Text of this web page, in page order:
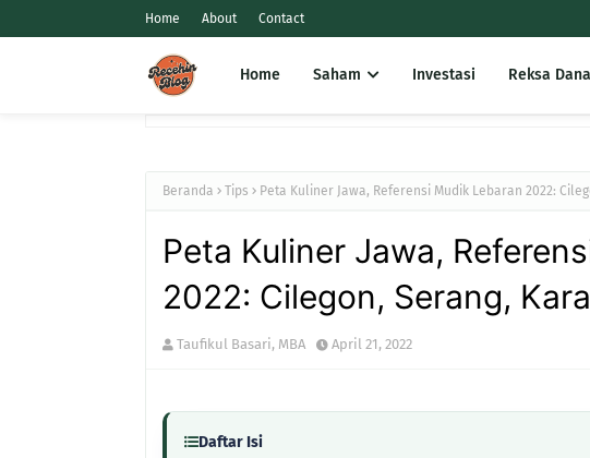
Home About Contact
Home Saham Investasi Reksa Dana
Beranda Tips Peta Kuliner Jawa, Referensi Mudik Lebaran 2022:
Peta Kuliner Jawa,
2022: Cilegon, Serang,
Taufikul Basari, MBA April 21, 2022
Daftar Isi